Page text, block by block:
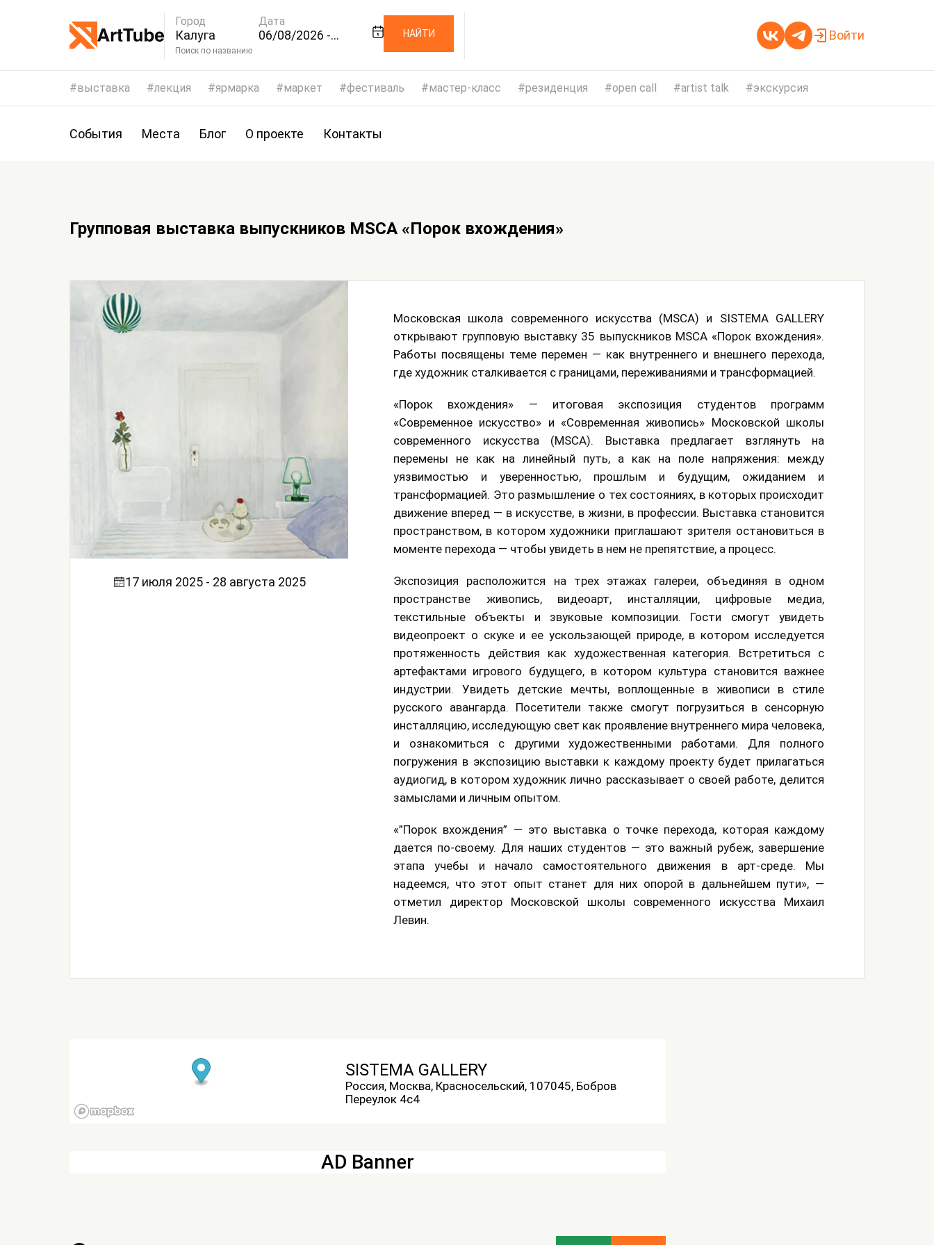
Город
Калуга
Дата
06/08/2026 -
Поиск по названию
НАЙТИ Войти
выставка лекция ярмарка маркет фестиваль мастер-класс резиденция open call artist talk экскурсия
События Места Блог О проекте Контакты
Групповая выставка выпускников MSCA «Порок вхождения»
17 июля 2025 - 28 августа 2025
Московская школа современного искусства (MSCA) и SISTEMA GALLERY
открывают групповую выставку 35 выпускников MSCA «Порок вхождения».
Работы посвящены теме перемен — как внутреннего и внешнего перехода,
где художник сталкивается с границами, переживаниями и трансформацией.
«Порок вхождения» — итоговая экспозиция студентов программ
«Современное искусство» и «Современная живопись» Московской школы
современного искусства (MSCA). Выставка предлагает взглянуть на
перемены не как на линейный путь, а как на поле напряжения: между
уязвимостью и уверенностью, прошлым и будущим, ожиданием и
трансформацией. Это размышление о тех состояниях, в которых происходит
движение вперед — в искусстве, в жизни, в профессии. Выставка становится
пространством, в котором художники приглашают зрителя остановиться в
моменте перехода — чтобы увидеть в нем не препятствие, а процесс.
Экспозиция расположится на трех этажах галереи, объединяя в одном
пространстве живопись, видеоарт, инсталляции, цифровые медиа,
текстильные объекты и звуковые композиции. Гости смогут увидеть
видеопроект о скуке и ее ускользающей природе, в котором исследуется
протяженность действия как художественная категория. Встретиться с
артефактами игрового будущего, в котором культура становится важнее
индустрии. Увидеть детские мечты, воплощенные в живописи в стиле
русского авангарда. Посетители также смогут погрузиться в сенсорную
инсталляцию, исследующую свет как проявление внутреннего мира человека,
и ознакомиться с другими художественными работами. Для полного
погружения в экспозицию выставки к каждому проекту будет прилагаться
аудиогид, в котором художник лично рассказывает о своей работе, делится
замыслами и личным опытом.
«”Порок вхождения” — это выставка о точке перехода, которая каждому
дается по-своему. Для наших студентов — это важный рубеж, завершение
этапа учебы и начало самостоятельного движения в арт-среде. Мы
надеемся, что этот опыт станет для них опорой в дальнейшем пути», —
отметил директор Московской школы современного искусства Михаил
Левин.
SISTEMA GALLERY
Россия, Москва, Красносельский, 107045, Бобров
Переулок 4с4
AD Banner